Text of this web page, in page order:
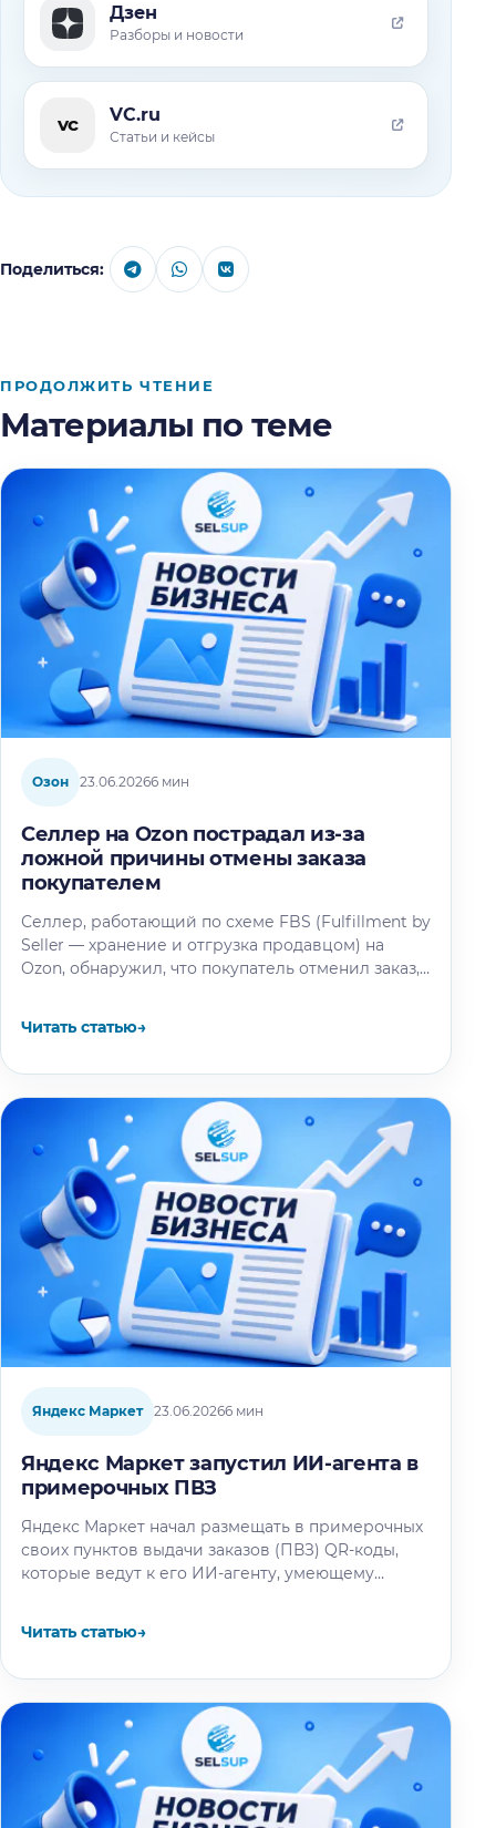
Дзен
Разборы и новости
vc VC.ru
Статьи и кейсы
Поделиться:
ПРОДОЛЖИТЬ ЧТЕНИЕ
Материалы по теме
Озон 23.06.20266 мин
Селлер на Ozon пострадал из-за
ложной причины отмены заказа
покупателем
Селлер, работающий по схеме FBS (Fulfillment by
Seller — хранение и отгрузка продавцом) на
Ozon, обнаружил, что покупатель отменил заказ,
Читать статью→
Яндекс Маркет 23.06.20266 мин
Яндекс Маркет запустил ИИ-агента в
примерочных ПВЗ
Яндекс Маркет начал размещать в примерочных
своих пунктов выдачи заказов (ПВЗ) QR-коды,
которые ведут к его ИИ-агенту, умеющему
Читать статью→